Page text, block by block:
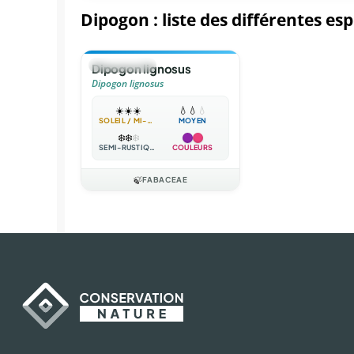
Dipogon : liste des différentes
🍃GRIMPANTE
Dipogon lignosus
Dipogon lignosus
☀️☀️☀️
SOLEIL / MI-OMBRE
💧 💧 💧
MOYEN
❄️❄️❄️
SEMI-RUSTIQUE COULEURS
🍃FABACEAE